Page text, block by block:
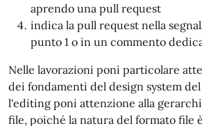
aprendo una pull request
indica la pull request nella
punto 1 o in un commento
Nelle lavorazioni poni particolare
dei fondamenti del design system
l'editing poni attenzione alla
file, poiché la natura del formato file